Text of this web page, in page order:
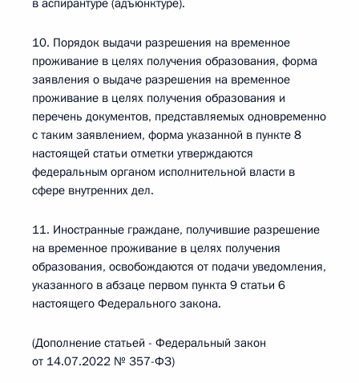
в аспирантуре (адъюнктуре).
10. Порядок выдачи разрешения на временное
проживание в целях получения образования, форма
заявления о выдаче разрешения на временное
проживание в целях получения образования и
перечень документов, представляемых одновременно
с таким заявлением, форма указанной в пункте 8
настоящей статьи отметки утверждаются
федеральным органом исполнительной власти в
сфере внутренних дел.
11. Иностранные граждане, получившие разрешение
на временное проживание в целях получения
образования, освобождаются от подачи уведомления,
указанного в абзаце первом пункта 9 статьи 6
настоящего Федерального закона.
(Дополнение статьей - Федеральный закон
от 14.07.2022 № 357-ФЗ)